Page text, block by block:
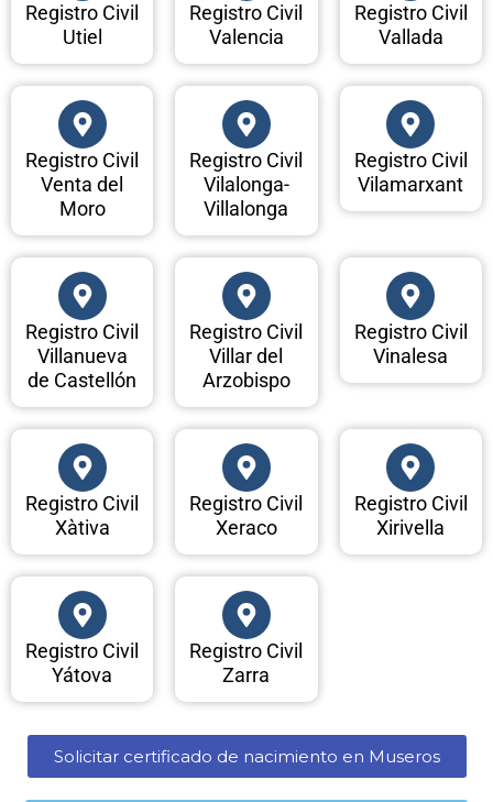
Registro Civil
Utiel
Registro Civil
Valencia
Registro Civil
Vallada
Registro Civil
Venta del
Moro
Registro Civil
Vilalonga-
Villalonga
Registro Civil
Vilamarxant
Registro Civil
Villanueva
de Castellón
Registro Civil
Villar del
Arzobispo
Registro Civil
Vinalesa
Registro Civil
Xàtiva
Registro Civil
Xeraco
Registro Civil
Xirivella
Registro Civil
Yátova
Registro Civil
Zarra
Solicitar certificado de nacimiento en Museros​